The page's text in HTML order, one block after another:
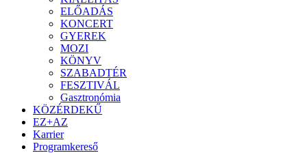
ELŐADÁS
KONCERT
GYEREK
MOZI
KÖNYV
SZABADTÉR
FESZTIVÁL
Gasztronómia
KÖZÉRDEKŰ
EZ+AZ
Karrier
Programkereső